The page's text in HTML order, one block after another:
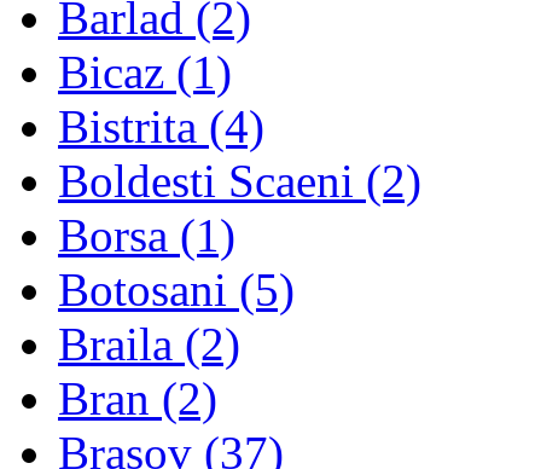
Barlad (2)
Bicaz (1)
Bistrita (4)
Boldesti Scaeni (2)
Borsa (1)
Botosani (5)
Braila (2)
Bran (2)
Brasov (37)